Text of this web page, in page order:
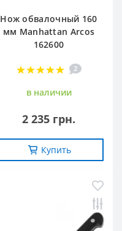
Нож обвалочный 160
мм Manhattan Arcos
162600
2
в наличии
2 235 грн.
Купить